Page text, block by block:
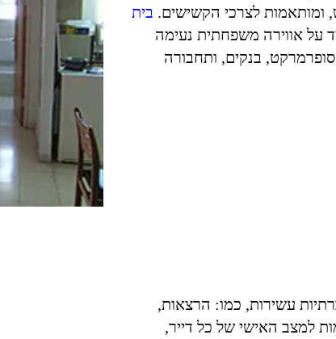
ומותאמות לצרכי הקשישים. בית
על אווירה משפחתית נעימה
בנקים, ותחבורה
עשירות, כמו: הרצאות,
למצב האישי של כל דייר,